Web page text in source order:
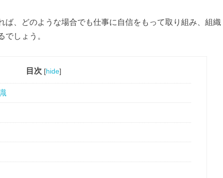
ば、どのような場合でも仕事に自信をもって取り組み、組織
しょう。
目次 [hide]